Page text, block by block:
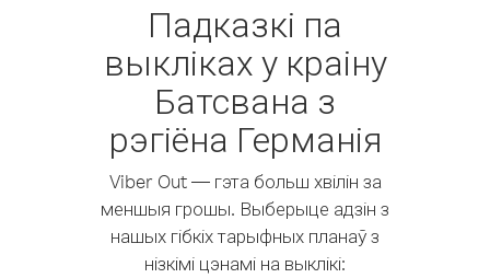
Падказкі па
выкліках у краіну
Батсвана з
рэгіёна Германія
Viber Out — гэта больш хвілін за
меншыя грошы. Выберыце адзін з
нашых гібкіх тарыфных планаў з
нізкімі цэнамі на выклікі: